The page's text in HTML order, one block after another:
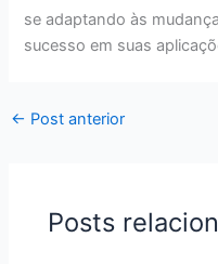
se adaptando às
sucesso em suas
← Post anterior
Posts